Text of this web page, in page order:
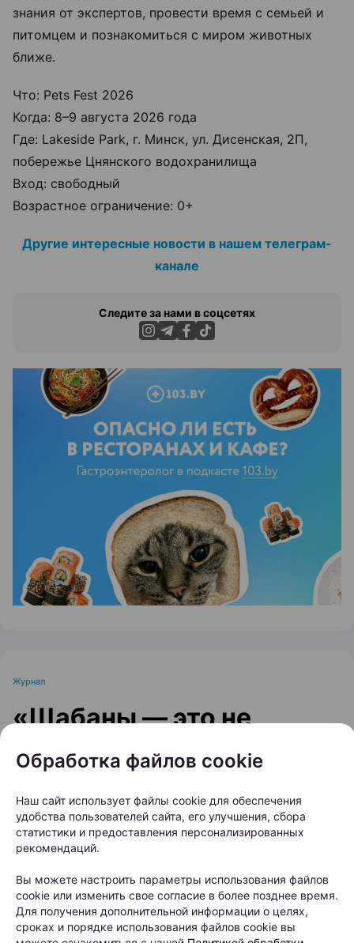
знания от экспертов, провести время с семьей и
питомцем и познакомиться с миром животных
ближе.
Что: Pets Fest 2026
Когда: 8–9 августа 2026 года
Где: Lakeside Park, г. Минск, ул. Дисенская, 2П,
побережье Цнянского водохранилища
Вход: свободный
Возрастное ограничение: 0+
Другие интересные новости в нашем телеграм-
канале
Следите за нами в соцсетях
ЭФФЕКТИВНАЯ РЕКЛАМА НА САЙТЕ
Журнал
«Шабаны — это не
просто адрес»: минский
бренд выпустил
коллекцию о
легендарном районе
Индустриальный колорит, панельки и эстетика
Обработка файлов cookie
Наш сайт использует файлы cookie для обеспечения
удобства пользователей сайта, его улучшения, сбора
статистики и предоставления персонализированных
рекомендаций.
Вы можете настроить параметры использования файлов
cookie или изменить свое согласие в более позднее время.
Для получения дополнительной информации о целях,
сроках и порядке использования файлов cookie вы